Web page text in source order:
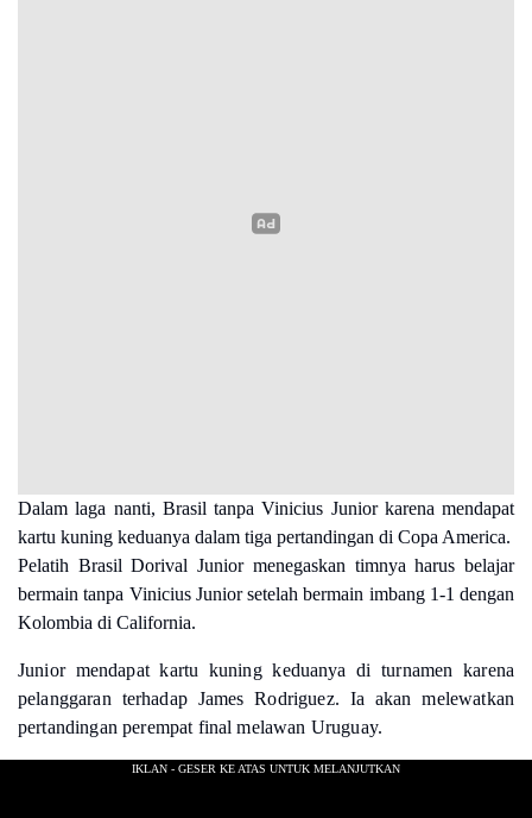
Dalam laga nanti, Brasil tanpa Vinicius Junior karena mendapat
kartu kuning keduanya dalam tiga pertandingan di Copa America.
Pelatih Brasil Dorival Junior menegaskan timnya harus belajar
bermain tanpa Vinicius Junior setelah bermain imbang 1-1 dengan
Kolombia di California.
Junior mendapat kartu kuning keduanya di turnamen karena
pelanggaran terhadap James Rodriguez. Ia akan melewatkan
pertandingan perempat final melawan Uruguay.